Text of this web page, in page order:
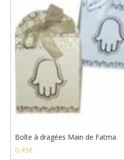
Boîte à dragées Main de Fatma
0,45€